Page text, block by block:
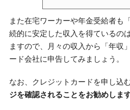
また在宅ワーカーや年金受給者も
続的に安定した収入を得ているの
ますので、月々の収入から「年収
ード会社に申告してみましょう。
なお、クレジットカードを申し込
ジを確認されることをお勧めします